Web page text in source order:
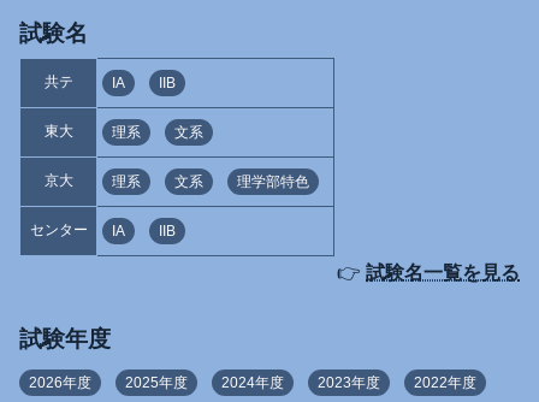
試験名
共テ IA IIB
東大 理系 文系
京大 理系 文系 理学部特色
センター IA IIB
👉 試験名一覧を見る
試験年度
2026年度 2025年度 2024年度 2023年度 2022年度